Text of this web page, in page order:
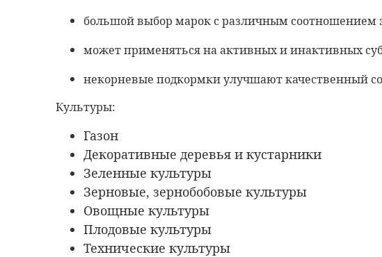
большой выбор марок с различным соотношением
может применяться на активных и инактивных
некорневые подкормки улучшают качественный
Культуры:
Газон
Декоративные деревья и кустарники
Зеленные культуры
Зерновые, зернобобовые культуры
Овощные культуры
Плодовые культуры
Технические культуры